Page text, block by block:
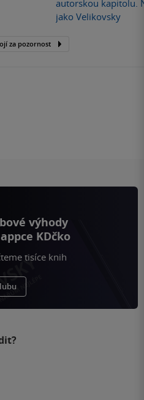
autorskou kapitolu.
jako Velikovsky
za pozornost
výhody
KDčko
tisíce knih